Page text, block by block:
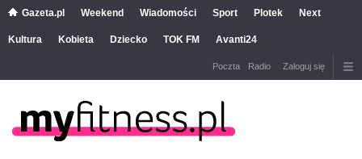
Gazeta.pl Weekend Wiadomości Sport Plotek Next
Kultura Kobieta Dziecko TOK FM Avanti24
Poczta Radio Zaloguj się